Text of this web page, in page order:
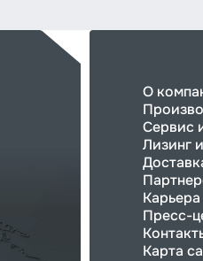
О
Сервис
Лизинг
Карьера
Пресс-
Карта